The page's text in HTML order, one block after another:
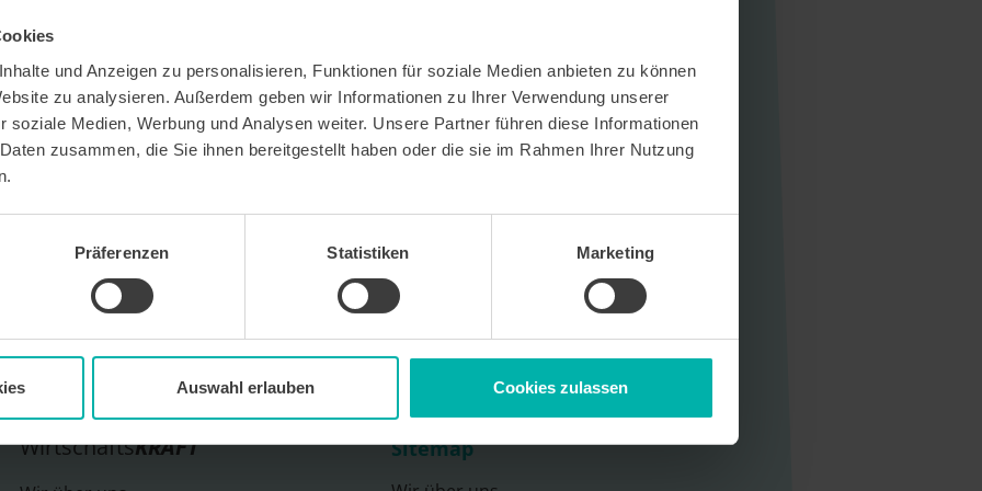
und Anzeigen zu personalisieren, Funktionen für soziale Medien anbieten zu können
zu analysieren. Außerdem geben wir Informationen zu Ihrer Verwendung unserer
soziale Medien, Werbung und Analysen weiter. Unsere Partner führen diese Informationen
zusammen, die Sie ihnen bereitgestellt haben oder die sie im Rahmen Ihrer Nutzung
Präferenzen Statistiken Marketing
Auswahl erlauben Cookies zulassen
Newsletter WirtschaftsKRAFT der INFO -
die Inhalte des Newsletters besser auf meine
ich außerdem zu, hierfür mein
Ich kann meine Einwilligung jederzeit
Newsletter enthaltenen Abmeldelink oder
Meine E-Mail-Adresse wird
genutzt. Detaillierte Informationen zum
WirtschaftsKRAFT Sitemap